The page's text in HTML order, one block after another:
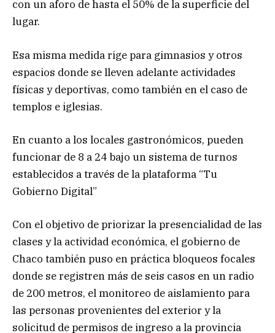
con un aforo de hasta el 50% de la superficie del
lugar.
Esa misma medida rige para gimnasios y otros
espacios donde se lleven adelante actividades
físicas y deportivas, como también en el caso de
templos e iglesias.
En cuanto a los locales gastronómicos, pueden
funcionar de 8 a 24 bajo un sistema de turnos
establecidos a través de la plataforma “Tu
Gobierno Digital”
Con el objetivo de priorizar la presencialidad de las
clases y la actividad económica, el gobierno de
Chaco también puso en práctica bloqueos focales
donde se registren más de seis casos en un radio
de 200 metros, el monitoreo de aislamiento para
las personas provenientes del exterior y la
solicitud de permisos de ingreso a la provincia